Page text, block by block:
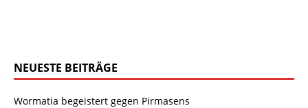
NEUESTE BEITRÄGE
Wormatia begeistert gegen Pirmasens